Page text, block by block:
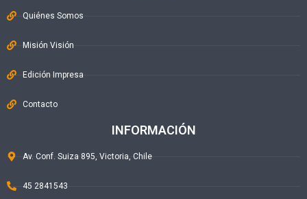
Quiénes Somos
Misión Visión
Edición Impresa
Contacto
INFORMACIÓN
Av. Conf. Suiza 895, Victoria, Chile
45 2841543